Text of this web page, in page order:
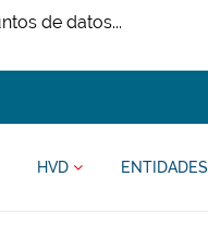
HVD ENTIDADES